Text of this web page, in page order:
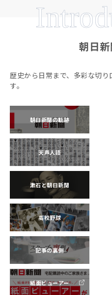
朝日
歴史から日常まで、多彩な切
す。
朝日新聞の軌跡
天声人語
漱石と朝日新聞
高校野球
記事の裏側
紙面ビューアー